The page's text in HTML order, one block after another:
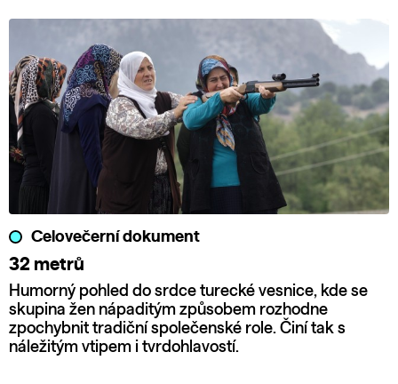
Celovečerní dokument
32 metrů
Humorný pohled do srdce turecké vesnice, kde se
skupina žen nápaditým způsobem rozhodne
zpochybnit tradiční společenské role. Činí tak s
náležitým vtipem i tvrdohlavostí.